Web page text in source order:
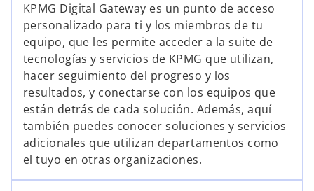
KPMG Digital Gateway es un punto de acceso
personalizado para ti y los miembros de tu
equipo, que les permite acceder a la suite de
tecnologías y servicios de KPMG que utilizan,
hacer seguimiento del progreso y los
resultados, y conectarse con los equipos que
están detrás de cada solución. Además, aquí
también puedes conocer soluciones y servicios
adicionales que utilizan departamentos como
el tuyo en otras organizaciones.